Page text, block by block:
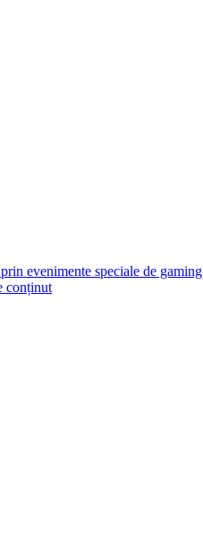
evenimente speciale de gaming
conținut